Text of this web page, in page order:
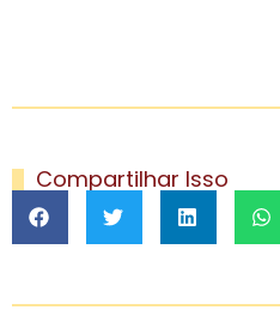
Compartilhar Isso